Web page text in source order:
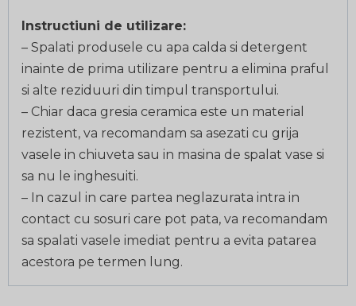
Instructiuni de utilizare:
– Spalati produsele cu apa calda si detergent
inainte de prima utilizare pentru a elimina praful
si alte reziduuri din timpul transportului.
– Chiar daca gresia ceramica este un material
rezistent, va recomandam sa asezati cu grija
vasele in chiuveta sau in masina de spalat vase si
sa nu le inghesuiti.
– In cazul in care partea neglazurata intra in
contact cu sosuri care pot pata, va recomandam
sa spalati vasele imediat pentru a evita patarea
acestora pe termen lung.